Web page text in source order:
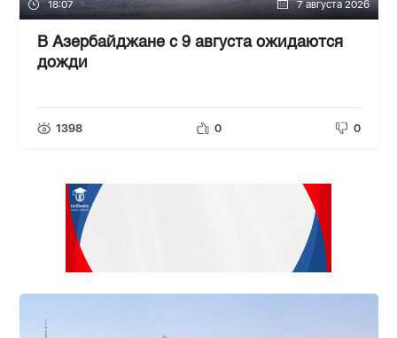
18:07 7 августа 2026
В Азербайджане с 9 августа ожидаются
дожди
1398 0 0